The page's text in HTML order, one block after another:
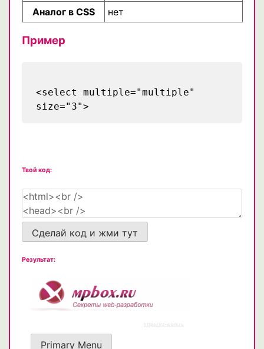
Аналог в CSS нет
Пример
<select multiple="multiple"
size="3">
Твой код:
Сделай код и жми тут
Результат: